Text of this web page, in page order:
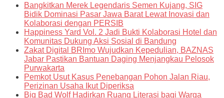
Bangkitkan Merek Legendaris Semen Kujang, SIG
Bidik Dominasi Pasar Jawa Barat Lewat Inovasi dan
Kolaborasi dengan PERSIB
Happiness Yard Vol. 2 Jadi Bukti Kolaborasi Hotel dan
Komunitas Dukung Aksi Sosial di Bandung
Zakat Digital BRImo Wujudkan Kepedulian, BAZNAS
Jabar Pastikan Bantuan Daging Menjangkau Pelosok
Purwakarta
Pemkot Usut Kasus Penebangan Pohon Jalan Riau,
Perizinan Usaha Ikut Diperiksa
Big Bad Wolf Hadirkan Ruang Literasi bagi Warga